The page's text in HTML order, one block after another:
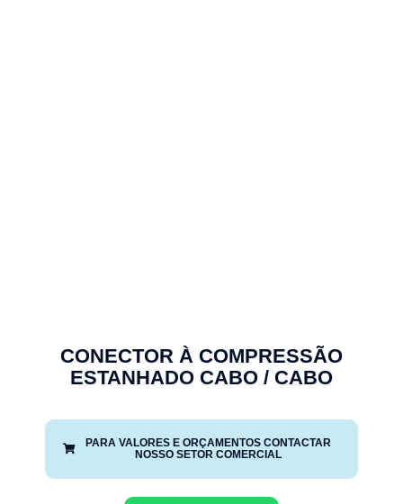
CONECTOR À COMPRESSÃO
ESTANHADO CABO / CABO
PARA VALORES E ORÇAMENTOS CONTACTAR
NOSSO SETOR COMERCIAL